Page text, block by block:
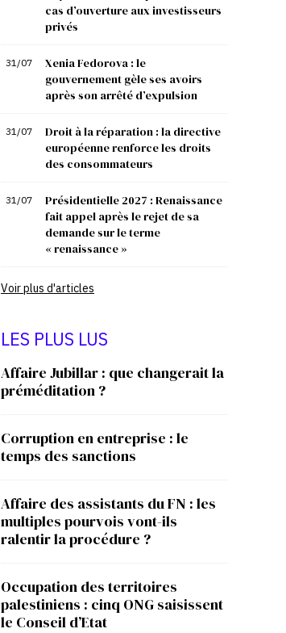
cas d’ouverture aux investisseurs
privés
31/07
Xenia Fedorova : le
gouvernement gèle ses avoirs
après son arrêté d’expulsion
31/07
Droit à la réparation : la directive
européenne renforce les droits
des consommateurs
31/07
Présidentielle 2027 : Renaissance
fait appel après le rejet de sa
demande sur le terme
« renaissance »
Voir plus d'articles
LES PLUS LUS
Affaire Jubillar : que changerait la
préméditation ?
Corruption en entreprise : le
temps des sanctions
Affaire des assistants du FN : les
multiples pourvois vont-ils
ralentir la procédure ?
Occupation des territoires
palestiniens : cinq ONG saisissent
le Conseil d’Etat